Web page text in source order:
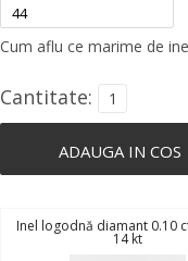
Cum aflu ce marime de
Cantitate:
Inel logodnă diamant 0.10
14 kt